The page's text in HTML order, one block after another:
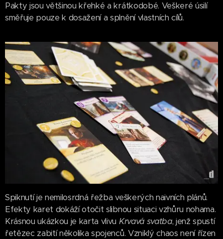
Pakty jsou většinou křehké a krátkodobé. Veškeré úsilí
směřuje pouze k dosažení a splnění vlastních cílů.
Spiknutí je nemilosrdná řežba veškerých naivních plánů.
Efekty karet dokáží otočit slibnou situaci vzhůru nohama.
Krásnou ukázkou je karta vlivu Krvavá svatba, jenž spustí
řetězec zabití několika spojenců. Vzniklý chaos není řízen